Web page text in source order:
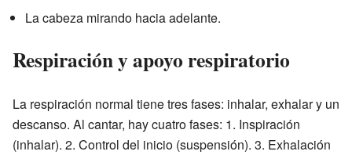
La cabeza mirando hacia adelante.
Respiración y apoyo respiratorio
La respiración normal tiene tres fases: inhalar, exhalar y un
descanso. Al cantar, hay cuatro fases: 1. Inspiración
(inhalar). 2. Control del inicio (suspensión). 3. Exhalación